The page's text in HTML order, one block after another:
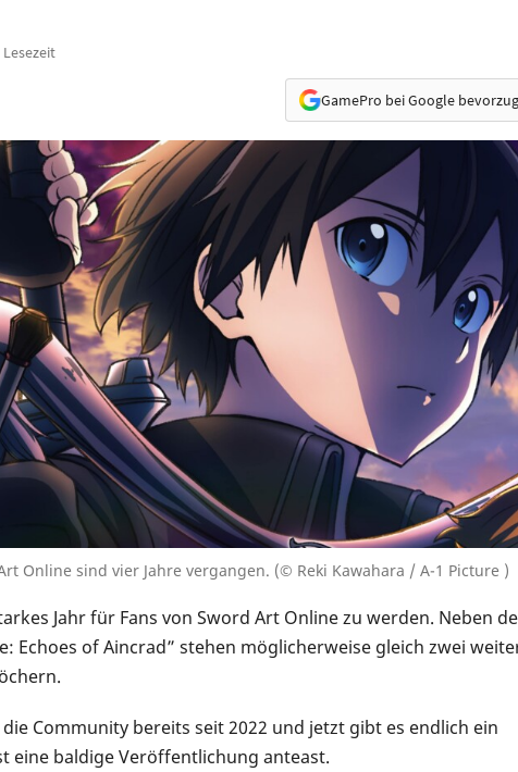
Lesezeit
GamePro bei Google
Online sind vier Jahre vergangen. (© Reki Kawahara / A-1 Picture )
Jahr für Fans von Sword Art Online zu werden. Neben
Echoes of Aincrad” stehen möglicherweise gleich zwei
Community bereits seit 2022 und jetzt gibt es endlich ein
eine baldige Veröffentlichung anteast.